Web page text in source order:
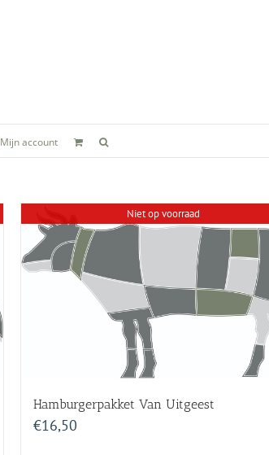
Mijn account
Niet op voorraad
Hamburgerpakket Van Uitgeest
€16,50